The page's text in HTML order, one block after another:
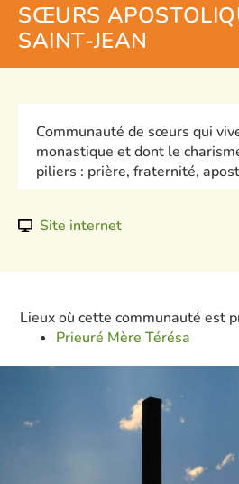
SŒURS
SAINT-JEAN
Communauté de sœurs qui
monastique et dont le
piliers : prière, fraternité,
Site internet
Lieux où cette communauté est
Prieuré Mère Térésa